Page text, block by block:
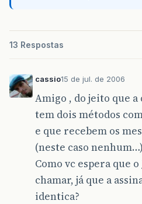
13 Respostas
cassio15 de jul. de 2006
Amigo , do jeito que a
tem dois métodos
e que recebem os
(neste caso nenhum…)
Como vc espera que
chamar, já que a
identica?